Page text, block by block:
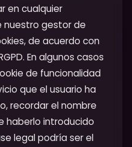
en cualquier
gestor de
de acuerdo con
En algunos casos
de funcionalidad
que el usuario ha
recordar el nombre
haberlo introducido
legal podría ser el